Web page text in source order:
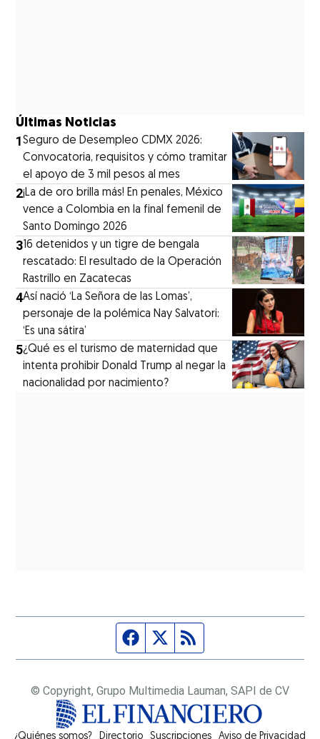
Últimas Noticias
1Seguro de Desempleo CDMX 2026:
Convocatoria, requisitos y cómo tramitar
el apoyo de 3 mil pesos al mes
2¡La de oro brilla más! En penales, México
vence a Colombia en la final femenil de
Santo Domingo 2026
316 detenidos y un tigre de bengala
rescatado: El resultado de la Operación
Rastrillo en Zacatecas
4⁠Así nació ‘La Señora de las Lomas’,
personaje de la polémica Nay Salvatori:
‘Es una sátira’
5¿Qué es el turismo de maternidad que
intenta prohibir Donald Trump al negar la
nacionalidad por nacimiento?
Página de Facebook
Fuente Twitter
© Copyright, Grupo Multimedia Lauman, SAPI de CV
¿Quiénes somos? Directorio Suscripciones Opens in new window
Aviso de Privacidad